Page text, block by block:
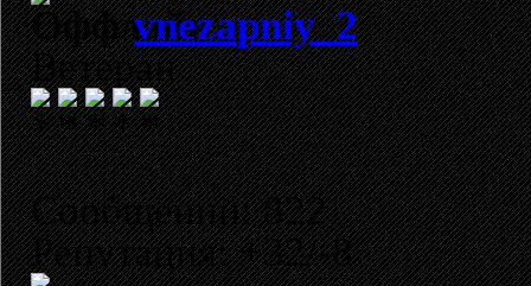
vnezapniy_2
Ветеран
Сообщений: 822
Репутация: +32/-8